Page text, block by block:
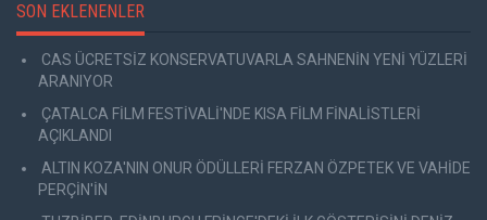
SON EKLENENLER
CAS ÜCRETSİZ KONSERVATUVARLA SAHNENİN YENİ YÜZLERİ
ARANIYOR
ÇATALCA FİLM FESTİVALİ'NDE KISA FİLM FİNALİSTLERİ
AÇIKLANDI
ALTIN KOZA'NIN ONUR ÖDÜLLERİ FERZAN ÖZPETEK VE VAHİDE
PERÇİN'İN